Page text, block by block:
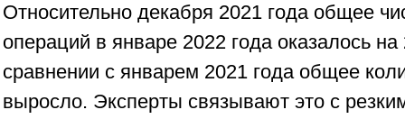
Относительно декабря 2021 года общее
операций в январе 2022 года оказалось
сравнении с январем 2021 года общее
выросло. Эксперты связывают это с